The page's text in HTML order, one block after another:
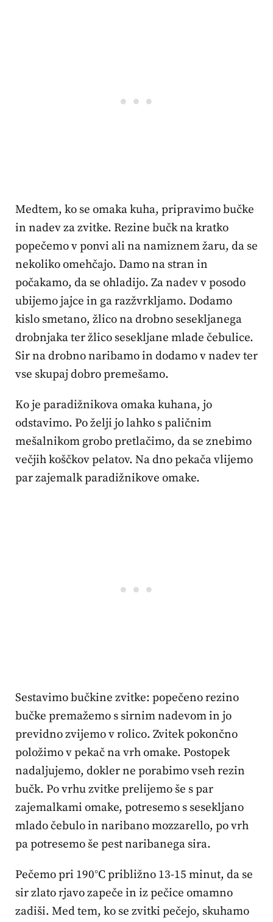
Medtem, ko se omaka kuha, pripravimo bučke
in nadev za zvitke. Rezine bučk na kratko
popečemo v ponvi ali na namiznem žaru, da se
nekoliko omehčajo. Damo na stran in
počakamo, da se ohladijo. Za nadev v posodo
ubijemo jajce in ga razžvrkljamo. Dodamo
kislo smetano, žlico na drobno sesekljanega
drobnjaka ter žlico sesekljane mlade čebulice.
Sir na drobno naribamo in dodamo v nadev ter
vse skupaj dobro premešamo.
Ko je paradižnikova omaka kuhana, jo
odstavimo. Po želji jo lahko s paličnim
mešalnikom grobo pretlačimo, da se znebimo
večjih koščkov pelatov. Na dno pekača vlijemo
par zajemalk paradižnikove omake.
Sestavimo bučkine zvitke: popečeno rezino
bučke premažemo s sirnim nadevom in jo
previdno zvijemo v rolico. Zvitek pokončno
položimo v pekač na vrh omake. Postopek
nadaljujemo, dokler ne porabimo vseh rezin
bučk. Po vrhu zvitke prelijemo še s par
zajemalkami omake, potresemo s sesekljano
mlado čebulo in naribano mozzarello, po vrh
pa potresemo še pest naribanega sira.
Pečemo pri 190°C približno 13-15 minut, da se
sir zlato rjavo zapeče in iz pečice omamno
zadiši. Med tem, ko se zvitki pečejo, skuhamo